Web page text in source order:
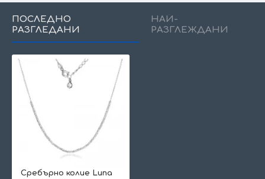
ПОСЛЕДНО
РАЗГЛЕДАНИ
НАЙ-
РАЗГЛЕЖДАНИ
Сребърно колие Luna